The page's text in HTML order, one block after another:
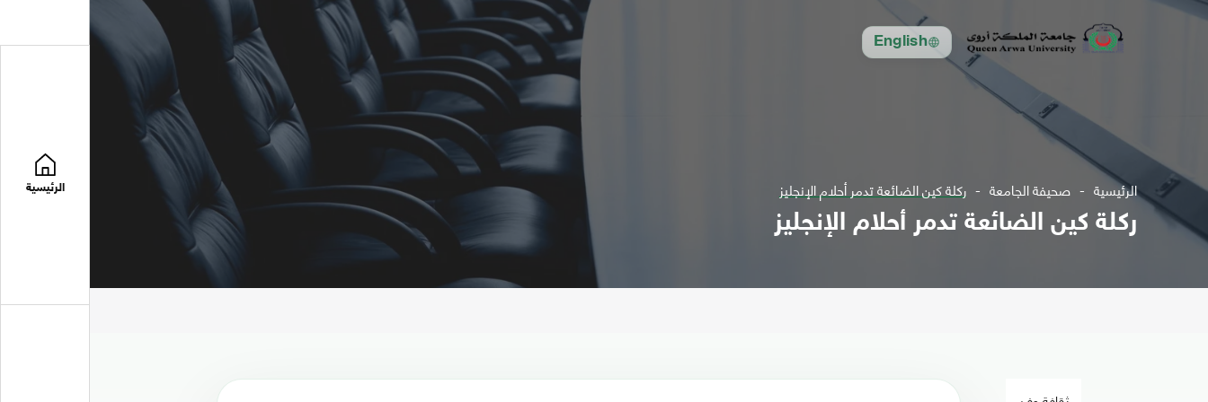
English
الرئيسية الرئيسية صحيفة الجامعة ركلة كين الضائعة تدمر أحلام الإنجليز
ركلة كين الضائعة تدمر أحلام الإنجليز